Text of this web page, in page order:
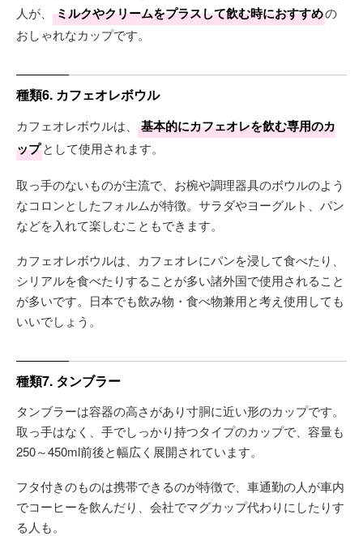
人が、
ミルクやクリームをプラスして飲む時におすすめの
おしゃれなカップです。
種類6. カフェオレボウル
カフェオレボウルは、
基本的にカフェオレを飲む専用のカ
ップとして使用されます。
取っ手のないものが主流で、お椀や調理器具のボウルのよう
なコロンとしたフォルムが特徴。サラダやヨーグルト、パン
などを入れて楽しむこともできます。
カフェオレボウルは、カフェオレにパンを浸して食べたり、
シリアルを食べたりすることが多い諸外国で使用されること
が多いです。日本でも飲み物・食べ物兼用と考え使用しても
いいでしょう。
種類7. タンブラー
タンブラーは容器の高さがあり寸胴に近い形のカップです。
取っ手はなく、手でしっかり持つタイプのカップで、容量も
250～450ml前後と幅広く展開されています。
フタ付きのものは携帯できるのが特徴で、車通勤の人が車内
でコーヒーを飲んだり、会社でマグカップ代わりにしたりす
る人も。